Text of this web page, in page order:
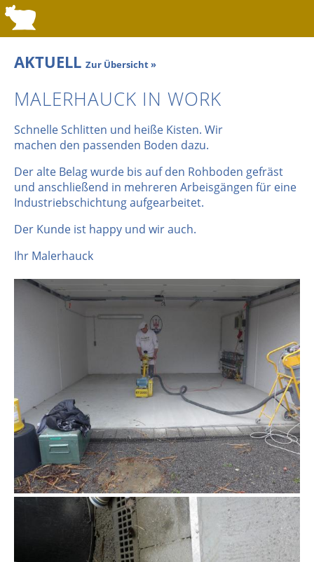
AKTUELL Zur Übersicht »
MALERHAUCK IN WORK
Schnelle Schlitten und heiße Kisten. Wir
machen den passenden Boden dazu.
Der alte Belag wurde bis auf den Rohboden gefräst
und anschließend in mehreren Arbeisgängen für eine
Industriebschichtung aufgearbeitet.
Der Kunde ist happy und wir auch.
Ihr Malerhauck